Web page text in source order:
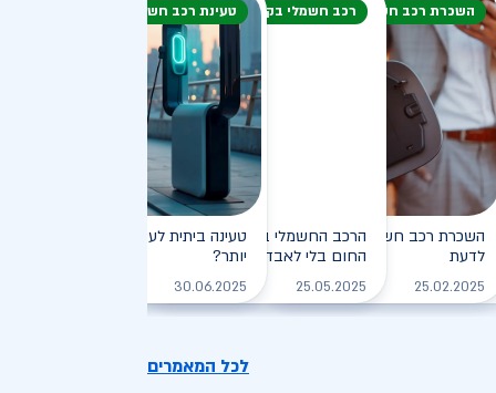
לקריאה
רכב חשמלי: המדריך
יעילה וירוקה
לקריאה
השכרת רכב חשמלי
השכרת רכב חשמלי: חיסכון, נוחות וכל מה שצריך
לדעת
25.02.2025 לקריאה
רכב חשמלי בקיץ
הרכב החשמלי בקיץ הישראלי: איך שורדים את
החום בלי לאבד טווח?
25.05.2025
טעינת רכב חשמלי
טעינה ביתית לעומת טעינה ציבורית -
יותר?
30.06.2025
לכל המאמרים